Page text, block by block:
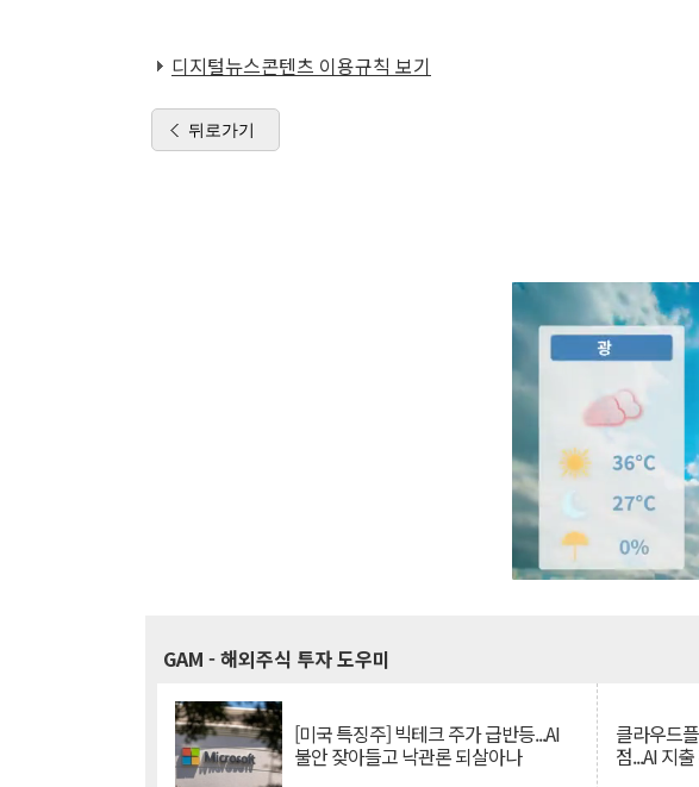
디지털뉴스콘텐츠 이용규칙 보기
뒤로가기
GAM - 해외주식 투자 도우미
[미국 특징주] 빅테크 주가 급반등...AI
불안 잦아들고 낙관론 되살아나
클라우드
점...AI 지